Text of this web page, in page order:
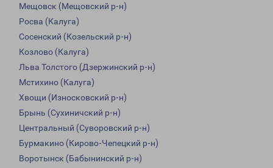
Мещовск (Мещовский р-н)
Росва (Калуга)
Сосенский (Козельский р-н)
Козлово (Калуга)
Льва Толстого (Дзержинский р-н)
Мстихино (Калуга)
Хвощи (Износковский р-н)
Брынь (Сухиничский р-н)
Центральный (Суворовский р-н)
Бурмакино (Кирово-Чепецкий р-н)
Воротынск (Бабынинский р-н)